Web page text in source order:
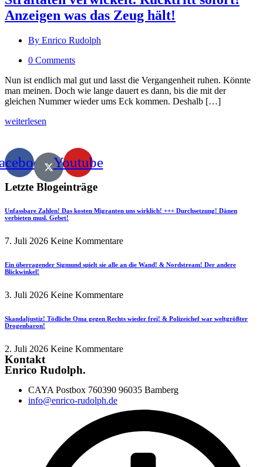
Anzeigen was das Zeug hält!
By Enrico Rudolph
0 Comments
Nun ist endlich mal gut und lasst die Vergangenheit ruhen. Könnte
man meinen. Doch wie lange dauert es dann, bis die mit der
gleichen Nummer wieder ums Eck kommen. Deshalb […]
weiterlesen
Youtube
Letzte Blogeinträge
Unfassbare Zahlen! Das kosten Migranten uns wirklich! +++ Durchsetzung! Dänen
verbieten musl. Gebet!
7. Juli 2026 Keine Kommentare
Ein überragender Sigmund spielt sie alle an die Wand! & Nordstream! Der andere
Blickwinkel!
3. Juli 2026 Keine Kommentare
Skandaljustiz! Tödliche Oma gegen Rechts wieder frei! & Polizeichef war weltgrößter
Drogenbaron!
2. Juli 2026 Keine Kommentare
Kontakt
Enrico Rudolph.
CAYA Postbox 760390 96035 Bamberg
info@enrico-rudolph.de